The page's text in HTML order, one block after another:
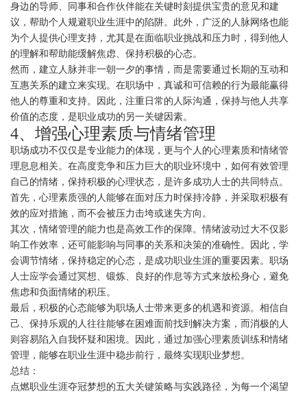
身边的导师、同事和合作伙伴能在关键时刻提供宝贵的意见和建
议，帮助个人规避职业生涯中的陷阱。此外，广泛的人脉网络也能
为个人提供心理支持，尤其是在面临职业挑战和压力时，得到他人
的理解和帮助能缓解焦虑、保持积极的心态。
然而，建立人脉并非一朝一夕的事情，而是需要通过长期的互动和
互惠关系的建立来实现。在职场中，真诚和可信赖的行为最能赢得
他人的尊重和支持。因此，注重日常的人际沟通，保持与他人共享
价值的态度，是职业成功的另一关键因素。
4、增强心理素质与情绪管理
职场成功不仅仅是专业能力的体现，更与个人的心理素质和情绪管
理息息相关。在高度竞争和压力巨大的职业环境中，如何有效管理
自己的情绪，保持积极的心理状态，是许多成功人士的共同特点。
首先，心理素质强的人能够在面对压力时保持冷静，并采取积极有
效的应对措施，而不会被压力击垮或迷失方向。
其次，情绪管理的能力也是高效工作的保障。情绪波动过大不仅影
响工作效率，还可能影响与同事的关系和决策的准确性。因此，学
会调节情绪，保持稳定的心态，是成功职业生涯的重要因素。职场
人士应学会通过冥想、锻炼、良好的作息等方式来放松身心，避免
焦虑和负面情绪的积压。
最后，积极的心态能够为职场人士带来更多的机遇和资源。相信自
己、保持乐观的人往往能够在困难面前找到解决方案，而消极的人
则容易陷入自我怀疑和困境。因此，通过加强心理素质训练和情绪
管理，能够在职业生涯中稳步前行，最终实现职业梦想。
总结：
点燃职业生涯夺冠梦想的五大关键策略与实践路径，为每一个渴望